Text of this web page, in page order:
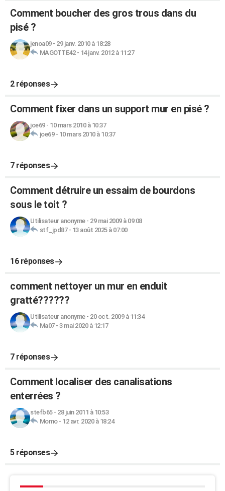
Comment boucher des gros trous dans du
pisé ?
jenoa09- 29 janv. 2010 à 18:28
MAGOTTE42- 14 janv. 2012 à 11:27
2 réponses
Comment fixer dans un support mur en pisé ?
joe69- 10 mars 2010 à 10:37
joe69- 10 mars 2010 à 10:37
7 réponses
Comment détruire un essaim de bourdons
sous le toit ?
Utilisateur anonyme- 29 mai 2009 à 09:08
stf_jpd87- 13 août 2025 à 07:00
16 réponses
comment nettoyer un mur en enduit
gratté??????
Utilisateur anonyme- 20 oct. 2009 à 11:34
Ma07- 3 mai 2020 à 12:17
7 réponses
Comment localiser des canalisations
enterrées ?
stefb65- 28 juin 2011 à 10:53
Momo- 12 avr. 2020 à 18:24
5 réponses